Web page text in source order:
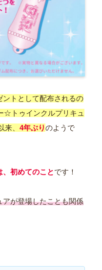
ントとして配布されるの
☆トゥインクルプリキュ
、 4年ぶりのようで
、初めてのことです！
が登場したことも関係